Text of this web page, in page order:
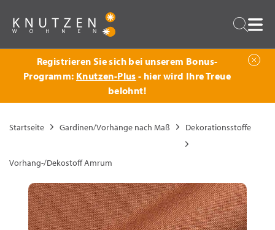
Zurück
Registrieren Sie sich bei unserem Bonus-
Programm: Knutzen-Plus - hier wird Ihre Treue
belohnt!
Startseite Gardinen/Vorhänge nach Maß Dekorationsstoffe
Vorhang-/Dekostoff Amrum